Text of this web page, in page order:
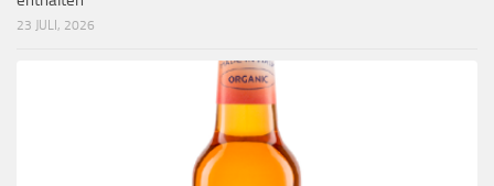
23 JULI, 2026